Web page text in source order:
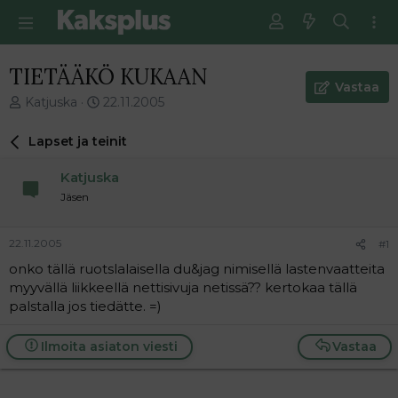
TIETÄÄKÖ KUKAAN
V
e
i
t
u
n
a
o
i
t
Katjuska
E
s
m
m
n
v
i
s
t
i
22.11.2005
Vastaa
Lapset ja teinit
Katjuska
Jäsen
22.11.2005 #1
onko tällä ruotslalaisella du&jag nimisellä lastenvaatteita
myyvällä liikkeellä nettisivuja netissä?? kertokaa tällä
palstalla jos tiedätte. =)
Vastaa
Ilmoita asiaton viesti